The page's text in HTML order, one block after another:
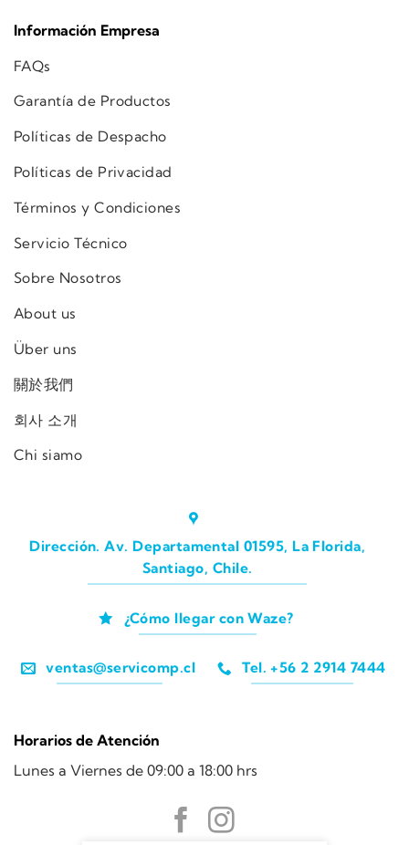
Información Empresa
FAQs
Garantía de Productos
Políticas de Despacho
Políticas de Privacidad
Términos y Condiciones
Servicio Técnico
Sobre Nosotros
About us
Über uns
關於我們
회사 소개
Chi siamo
Dirección. Av. Departamental 01595, La Florida,
Santiago, Chile.
¿Cómo llegar con Waze?
ventas@servicomp.cl Tel. +56 2 2914 7444
Horarios de Atención
Lunes a Viernes de 09:00 a 18:00 hrs